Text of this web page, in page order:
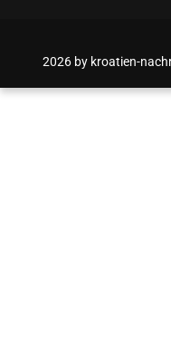
2026 by kroatien-